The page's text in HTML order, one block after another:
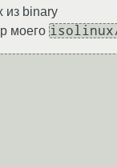
из binary
моего